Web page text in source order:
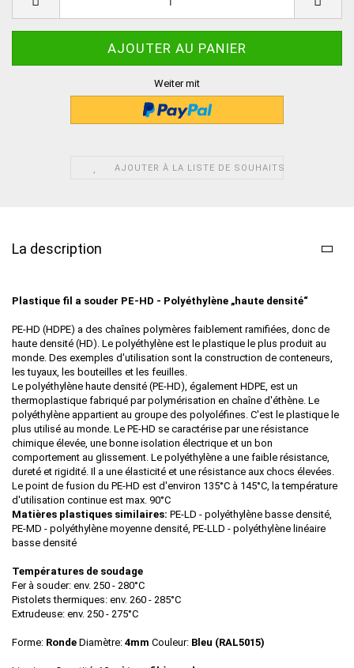
Weiter mit
AJOUTER À LA LISTE DE SOUHAITS
La description
Plastique fil a souder PE-HD - Polyéthylène „haute densité“
PE-HD (HDPE) a des chaînes polymères faiblement ramifiées, donc de
haute densité (HD). Le polyéthylène est le plastique le plus produit au
monde. Des exemples d'utilisation sont la construction de conteneurs,
les tuyaux, les bouteilles et les feuilles.
Le polyéthylène haute densité (PE-HD), également HDPE, est un
thermoplastique fabriqué par polymérisation en chaîne d'éthène. Le
polyéthylène appartient au groupe des polyoléfines. C'est le plastique le
plus utilisé au monde. Le PE-HD se caractérise par une résistance
chimique élevée, une bonne isolation électrique et un bon
comportement au glissement. Le polyéthylène a une faible résistance,
dureté et rigidité. Il a une élasticité et une résistance aux chocs élevées.
Le point de fusion du PE-HD est d'environ 135°C à 145°C, la température
d'utilisation continue est max. 90°C
Matières plastiques similaires: PE-LD - polyéthylène basse densité,
PE-MD - polyéthylène moyenne densité, PE-LLD - polyéthylène linéaire
basse densité
Températures de soudage
Fer à souder: env. 250 - 280°C
Pistolets thermiques: env. 260 - 285°C
Extrudeuse: env. 250 - 275°C
Forme: Ronde Diamètre: 4mm Couleur: Bleu (RAL5015)